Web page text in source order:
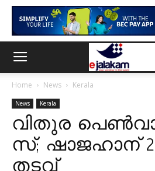
Home News Kerala
News Kerala
വി​തു​ര
സ്; ഷാ​ജ​ഹാ​ന്
തടവ്